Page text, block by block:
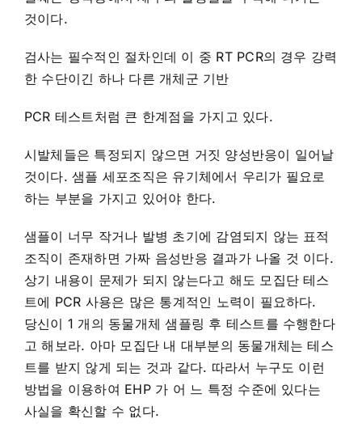
것이다.
검사는 필수적인 절차인데 이 중 RT PCR의 경우 강력
한 수단이긴 하나 다른 개체군 기반
PCR 테스트처럼 큰 한계점을 가지고 있다.
시발체들은 특정되지 않으면 거짓 양성반응이 일어날
것이다. 샘플 세포조직은 유기체에서 우리가 필요로
하는 부분을 가지고 있어야 한다.
샘플이 너무 작거나 발병 초기에 감염되지 않는 표적
조직이 존재하면 가짜 음성반응 결과가 나올 것 이다.
상기 내용이 문제가 되지 않는다고 해도 모집단 테스
트에 PCR 사용은 많은 통계적인 노력이 필요하다.
당신이 1 개의 동물개체 샘플링 후 테스트를 수행한다
고 해보라. 아마 모집단 내 대부분의 동물개체는 테스
트를 받지 않게 되는 것과 같다. 따라서 누구도 이런
방법을 이용하여 EHP 가 어 느 특정 수준에 있다는
사실을 확신할 수 없다.